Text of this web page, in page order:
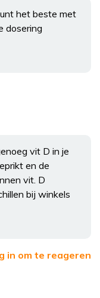
het beste met
dosering
vit D in je
en de
vit. D
bij winkels
in om te reageren